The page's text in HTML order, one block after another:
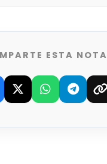
ESTA NOTA